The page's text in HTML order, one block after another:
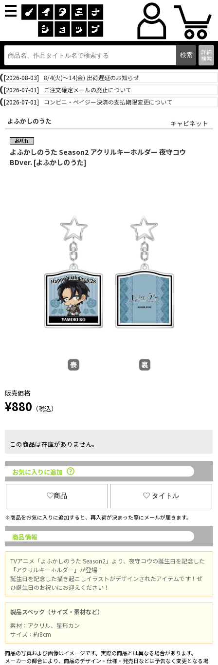
詳細
検索
[2026-08-03]
8/4(火)～14(金) 出荷遅延のお知らせ
[2026-07-01]
ご注文確定メールの廃止について
[2026-07-01]
コンビニ・ペイジー決済の支払期限変更について
よふかしのうた キャビネット
よふかしのうた Season2 アクリルキーホルダー 夜守コウ
BDver. [よふかしのうた]
販売価格
¥880 （税込）
この商品は在庫がありません。
お気に入りに追加
商品 タイトル
※商品をお気に入りに追加すると、再入荷が決まった際にメールが届きます。
商品情報
TVアニメ「よふかしのうた Season2」より、夜守コウの誕生日を記念した
「アクリルキーホルダー」が登場！
誕生日を記念した描き起こしイラストがデザインされたアイテムです！ぜ
ひ誕生日のお祝いにお迎えください！
製品スペック（サイズ・素材など）
素材：アクリル、星形カン
サイズ：約8cm
商品の写真および画像はイメージです。実際の商品とは異なる場合があります。
メーカーの都合により、商品のデザイン・仕様・発売日などは予告なく変更となる場